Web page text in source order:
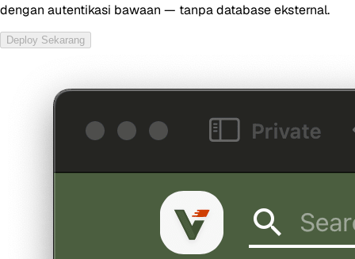
dengan autentikasi bawaan — tanpa database eksternal.
Deploy Sekarang